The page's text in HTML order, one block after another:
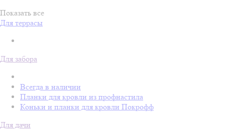
Показать все
Для террасы
Для забора
Всегда в наличии
Планки для кровли из профнастила
Коньки и планки для кровли Покрофф
Для дачи